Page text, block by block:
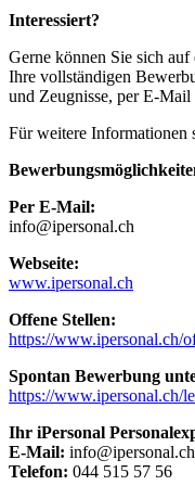
Interessiert?
Gerne können Sie sich
Ihre vollständigen
und Zeugnisse, per E-
Für weitere Informationen
Per E-Mail:
info@ipersonal.ch
Webseite:
www.ipersonal.ch
Offene Stellen:
https://www.ipersonal.ch/
Spontan Bewerbung
https://www.ipersonal.ch/
Ihr iPersonal
E-Mail: info@ipersonal.ch
Telefon: 044 515 57 56